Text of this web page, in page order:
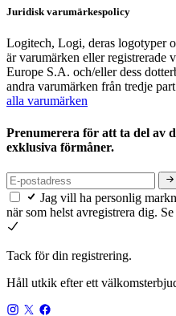
Juridisk varumärkespolicy
Logitech, Logi, deras logotyper
är varumärken eller registrerade
Europe S.A. och/eller dess
andra varumärken från tredje
alla varumärken
Prenumerera för att ta del av
exklusiva förmåner.
Jag vill ha personlig
när som helst avregistrera dig.
Tack för din registrering.
Håll utkik efter ett